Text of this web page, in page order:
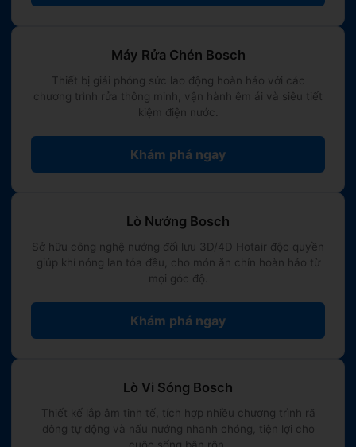
Máy Rửa Chén Bosch
Thiết bị giải phóng sức lao động hoàn hảo với các
chương trình rửa thông minh, vận hành êm ái và siêu tiết
kiệm điện nước.
Khám phá ngay
Lò Nướng Bosch
Sở hữu công nghệ nướng đối lưu 3D/4D Hotair độc quyền
giúp khí nóng lan tỏa đều, cho món ăn chín hoàn hảo từ
mọi góc độ.
Khám phá ngay
Lò Vi Sóng Bosch
Thiết kế lắp âm tinh tế, tích hợp nhiều chương trình rã
đông tự động và nấu nướng nhanh chóng, tiện lợi cho
cuộc sống bận rộn.